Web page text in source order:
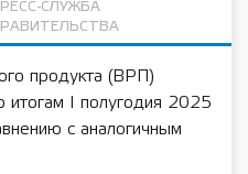
СЛУЖБА
продукта (ВРП)
итогам I полугодия 2025
с аналогичным